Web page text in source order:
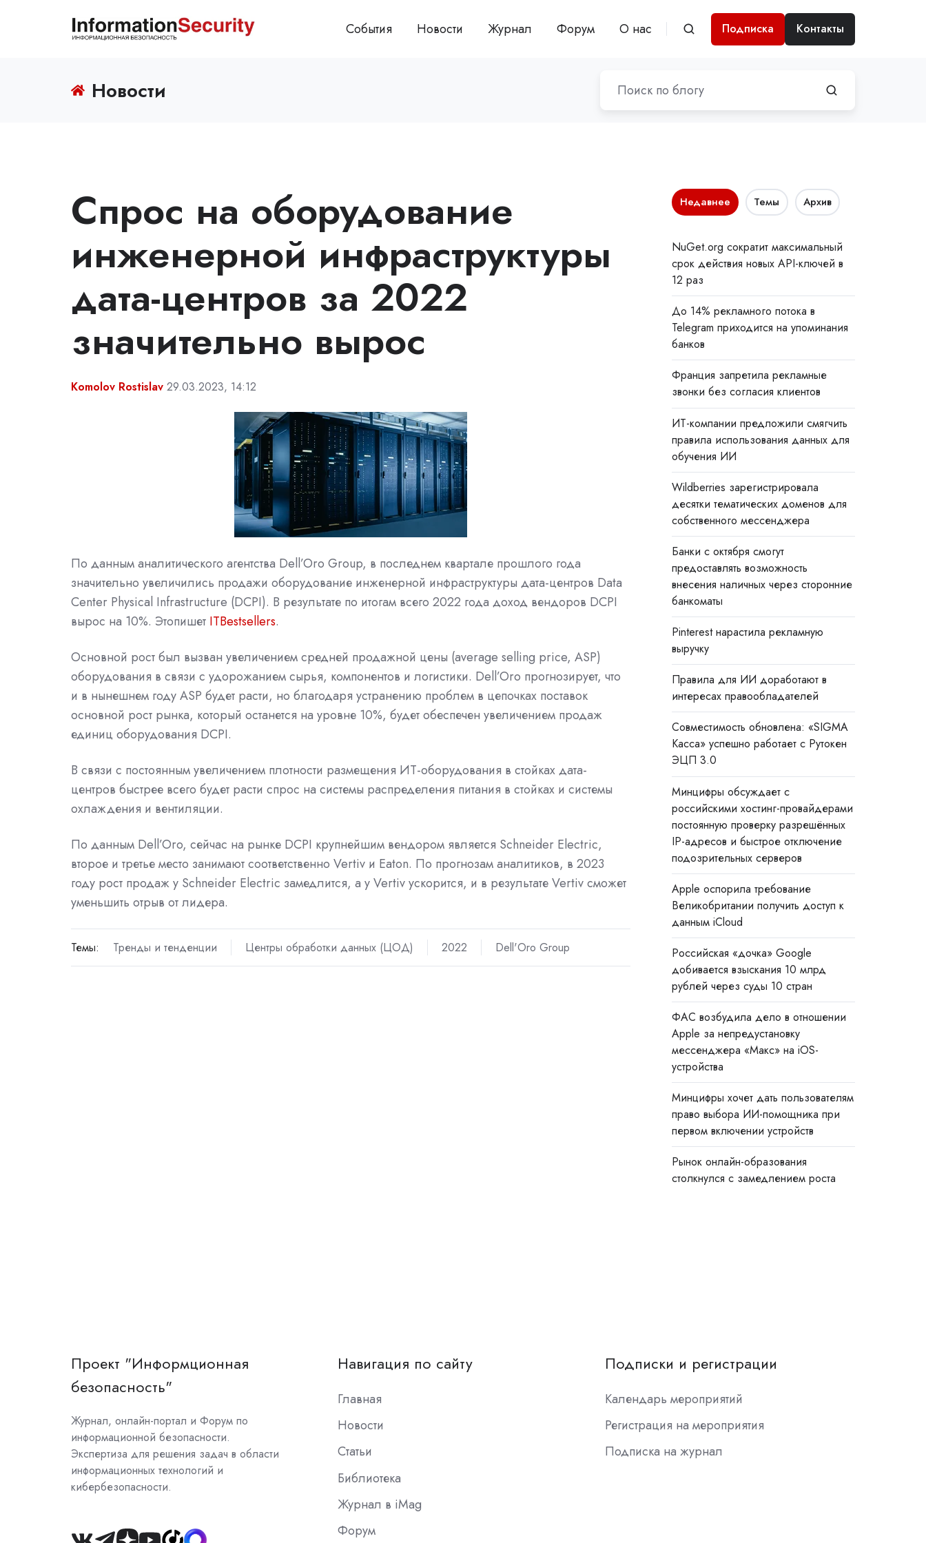
События Новости Журнал Форум О нас Подписка Контакты
Новости
Спрос на оборудование
инженерной инфраструктуры
дата-центров за 2022
значительно вырос
Komolov Rostislav 29.03.2023, 14:12
По данным аналитического агентства Dell’Oro Group, в последнем квартале прошлого года
значительно увеличились продажи оборудование инженерной инфраструктуры дата-центров Data
Center Physical Infrastructure (DCPI). В результате по итогам всего 2022 года доход вендоров DCPI
вырос на 10%. Этопишет ITBestsellers.
Основной рост был вызван увеличением средней продажной цены (average selling price, ASP)
оборудования в связи с удорожанием сырья, компонентов и логистики. Dell’Oro прогнозирует, что
и в нынешнем году ASP будет расти, но благодаря устранению проблем в цепочках поставок
основной рост рынка, который останется на уровне 10%, будет обеспечен увеличением продаж
единиц оборудования DCPI.
В связи с постоянным увеличением плотности размещения ИТ-оборудования в стойках дата-
центров быстрее всего будет расти спрос на системы распределения питания в стойках и системы
охлаждения и вентиляции.
По данным Dell’Oro, сейчас на рынке DCPI крупнейшим вендором является Schneider Electric,
второе и третье место занимают соответственно Vertiv и Eaton. По прогнозам аналитиков, в 2023
году рост продаж у Schneider Electric замедлится, а у Vertiv ускорится, и в результате Vertiv сможет
уменьшить отрыв от лидера.
Темы: Тренды и тенденции Центры обработки данных (ЦОД) 2022 Dell'Oro Group
Недавнее Темы Архив
NuGet.org сократит максимальный
срок действия новых API-ключей в
12 раз
До 14% рекламного потока в
Telegram приходится на упоминания
банков
Франция запретила рекламные
звонки без согласия клиентов
ИТ-компании предложили смягчить
правила использования данных для
обучения ИИ
Wildberries зарегистрировала
десятки тематических доменов для
собственного мессенджера
Банки с октября смогут
предоставлять возможность
внесения наличных через сторонние
банкоматы
Pinterest нарастила рекламную
выручку
Правила для ИИ доработают в
интересах правообладателей
Совместимость обновлена: «SIGMA
Касса» успешно работает с Рутокен
ЭЦП 3.0
Минцифры обсуждает с
российскими хостинг-провайдерами
постоянную проверку разрешённых
IP-адресов и быстрое отключение
подозрительных серверов
Apple оспорила требование
Великобритании получить доступ к
данным iCloud
Российская «дочка» Google
добивается взыскания 10 млрд
рублей через суды 10 стран
ФАС возбудила дело в отношении
Apple за непредустановку
мессенджера «Макс» на iOS-
устройства
Минцифры хочет дать пользователям
право выбора ИИ-помощника при
первом включении устройств
Рынок онлайн-образования
столкнулся с замедлением роста
Проект "Информционная
безопасность"
Журнал, онлайн-портал и Форум по
информационной безопасности.
Экспертиза для решения задач в области
информационных технологий и
кибербезопасности.
Навигация по сайту
Главная
Новости
Статьи
Библиотека
Журнал в iMag
Форум
Подписки и регистрации
Календарь мероприятий
Регистрация на мероприятия
Подписка на журнал